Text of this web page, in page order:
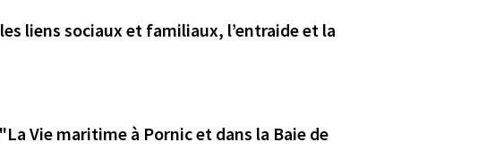
liens sociaux et familiaux, l’entraide et la
Vie maritime à Pornic et dans la Baie de